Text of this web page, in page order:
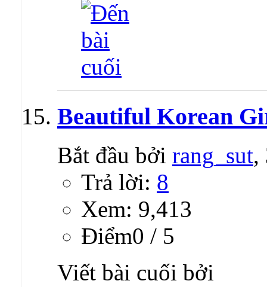
Beautiful Korean
Bắt đầu bởi rang_sut,
Trả lời: 8
Xem: 9,413
Ðiểm0 / 5
Viết bài cuối bởi